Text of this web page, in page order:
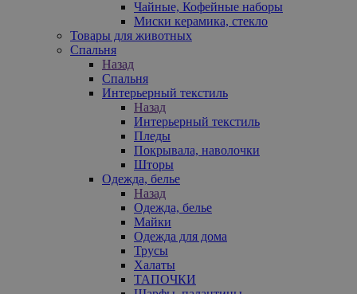
Чайные, Кофейные наборы
Миски керамика, стекло
Товары для животных
Спальня
Назад
Спальня
Интерьерный текстиль
Назад
Интерьерный текстиль
Пледы
Покрывала, наволочки
Шторы
Одежда, белье
Назад
Одежда, белье
Майки
Одежда для дома
Трусы
Халаты
ТАПОЧКИ